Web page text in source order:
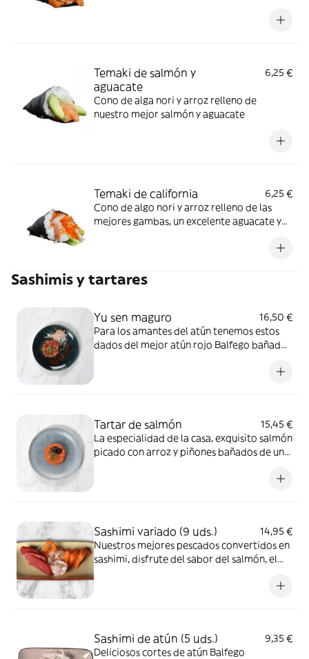
Temaki de salmón y
aguacate
6,25 €
Cono de alga nori y arroz relleno de
nuestro mejor salmón y aguacate
Temaki de california
6,25 €
Cono de algo nori y arroz relleno de las
mejores gambas, un excelente aguacate y
Sashimis y tartares
Yu sen maguro
16,50 €
Para los amantes del atún tenemos estos
dados del mejor atún rojo Balfego bañados
Tartar de salmón
15,45 €
La especialidad de la casa, exquisito salmón
picado con arroz y piñones bañados de una
Sashimi variado (9 uds.)
14,95 €
Nuestros mejores pescados convertidos en
sashimi, disfrute del sabor del salmón, el
Sashimi de atún (5 uds.)
9,35 €
Deliciosos cortes de atún Balfego